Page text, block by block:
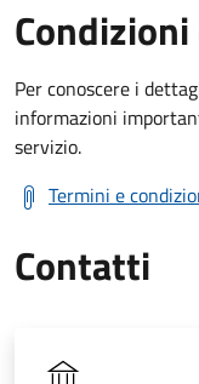
Per conoscere i
informazioni
servizio.
Termini e
Contatti